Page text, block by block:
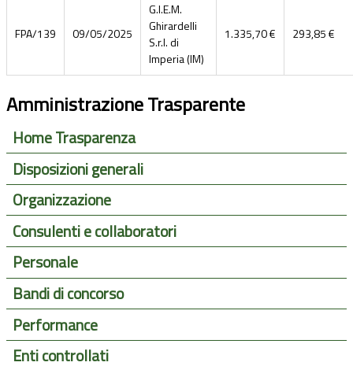
FPA/139 09/05/2025
G.I.E.M.
Ghirardelli
S.r.l. di
Imperia (IM)
1.335,70 € 293,85 €
Amministrazione Trasparente
Home Trasparenza
Disposizioni generali
Organizzazione
Consulenti e collaboratori
Personale
Bandi di concorso
Performance
Enti controllati